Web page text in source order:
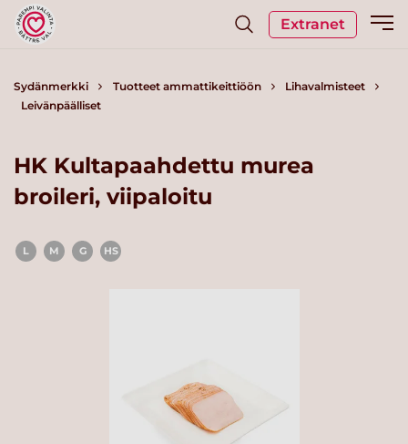
Extranet
Sydänmerkki Tuotteet ammattikeittiöön
Lihavalmisteet
Leivänpäälliset
HK Kultapaahdettu murea
broileri, viipaloitu
L M G HS